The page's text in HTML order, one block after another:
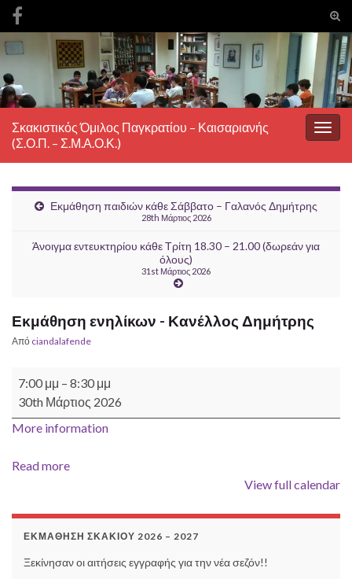
Search for:
Σκακιστικός Όμιλος Παγκρατίου – Καισαριανής
(Σ.Ο.Π. – Σ.Μ.Α.Ο.Κ.)
Εκμάθηση παιδιών κάθε Σάββατο – Γαλανός Δημήτρης
28th Μάρτιος 2026
Άνοιγμα εντευκτηρίου κάθε Τρίτη 18.30 – 21.00 (δωρεάν για
όλους)
31st Μάρτιος 2026
Εκμάθηση ενηλίκων - Κανέλλος Δημήτρης
Από ciandalafende
7:00 μμ – 8:30 μμ
30th Μάρτιος 2026
More information
Read more
View full calendar
ΕΚΜΆΘΗΣΗ ΣΚΑΚΙΟΎ 2026 – 2027
Ξεκίνησαν οι αιτήσεις εγγραφής για την νέα σεζόν!!